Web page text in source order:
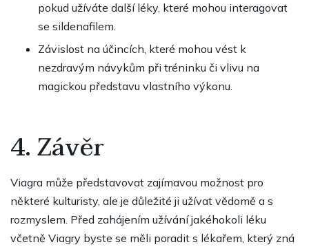
pokud užíváte další léky, které mohou interagovat
se sildenafilem.
Závislost na účincích, které mohou vést k
nezdravým návykům při tréninku či vlivu na
magickou představu vlastního výkonu.
4. Závěr
Viagra může představovat zajímavou možnost pro
některé kulturisty, ale je důležité ji užívat vědomě a s
rozmyslem. Před zahájením užívání jakéhokoli léku
včetně Viagry byste se měli poradit s lékařem, který zná